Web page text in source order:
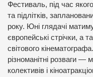
Фестиваль, під час
та підлітків,
року. Юні глядачі
європейські стрічки, а
світового
різноманітні розваги —
колективів і